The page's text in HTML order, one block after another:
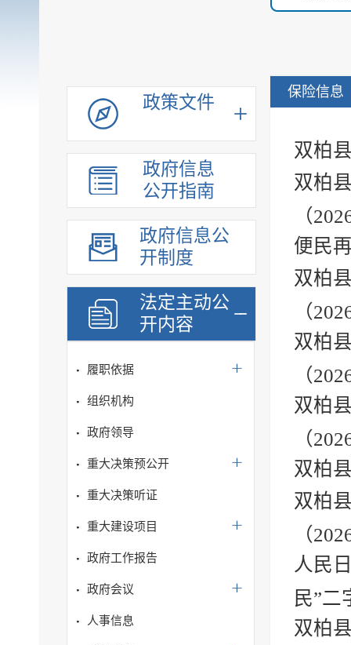
政策文件
政府信息
公开指南
政府信息公
开制度
法定主动公
开内容
履职依据
组织机构
政府领导
重大决策预公开
重大决策听证
重大建设项目
政府工作报告
政府会议
人事信息
保险信息
双柏
双柏
（
便民
双柏
（
双柏
（
双柏
（
双柏
双柏
（
人民
民”二
双柏